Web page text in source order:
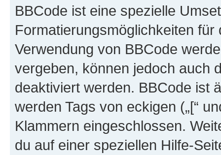
BBCode ist eine spezielle
Formatierungsmöglichkeiten
Verwendung von BBCode
vergeben, können jedoch auch
deaktiviert werden. BBCode ist
werden Tags von eckigen („[“
Klammern eingeschlossen.
du auf einer speziellen Hilfe-